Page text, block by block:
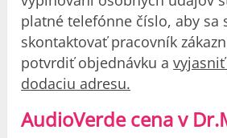
platné telefónne číslo, aby sa
skontaktovať pracovník
potvrdiť objednávku a
dodaciu adresu.
AudioVerde cena v